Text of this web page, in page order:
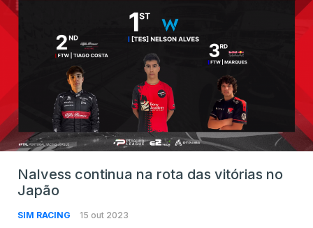
Nalvess continua na rota das vitórias no
Japão
SIM RACING 15 out 2023